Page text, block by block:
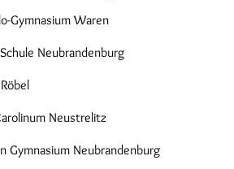
Gymnasium Waren
Neubrandenburg
Neustrelitz
Gymnasium Neubrandenburg